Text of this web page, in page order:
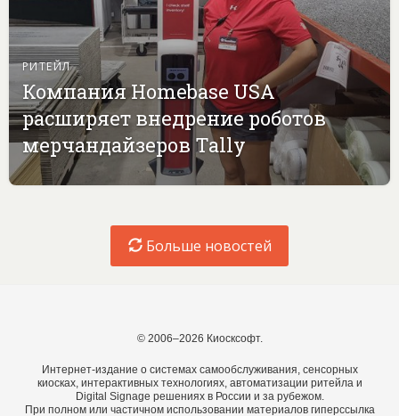
РИТЕЙЛ
Компания Homebase USA
расширяет внедрение роботов
мерчандайзеров Tally
Больше новостей
© 2006–2026 Киосксофт.
Интернет-издание о системах самообслуживания, сенсорных
киосках, интерактивных технологиях, автоматизации ритейла и
Digital Signage решениях в России и за рубежом.
При полном или частичном использовании материалов гиперссылка